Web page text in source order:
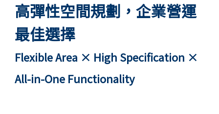
高彈性空間規劃，企業營運
最佳選擇
Flexible Area × High Specification ×
All-in-One Functionality